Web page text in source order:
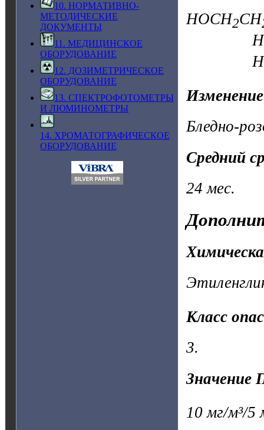
10. НОРМАТИВНО-
МЕТОДИЧЕСКИЕ
ДОКУМЕНТЫ
11. МЕДИЦИНСКОЕ
ОБОРУДОВАНИЕ
12. ДОЗИМЕТРИЧЕСКОЕ
ОБОРУДОВАНИЕ
13. СПЕКТРОФОТОМЕТРЫ
И ЛЮМИНОМЕТРЫ
14. ХРОМАТОГРАФИЧЕСКОЕ
ОБОРУДОВАНИЕ
HOCH2CH
Бледно-
Средний
24 мес.
Класс
3.
Значение
10 мг/м³/5